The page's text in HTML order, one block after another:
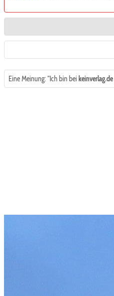
Eine Meinung: "Ich bin bei keinverlag.de